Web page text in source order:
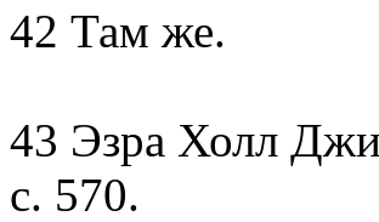
42 Там же.
43 Эзра Холл
с. 570.